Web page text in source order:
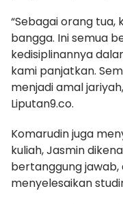
“Sebagai orang
bangga. Ini semua
kedisiplinannya
kami panjatkan.
menjadi amal
Liputan9.co.
Komarudin juga
kuliah, Jasmin
bertanggung
menyelesaikan